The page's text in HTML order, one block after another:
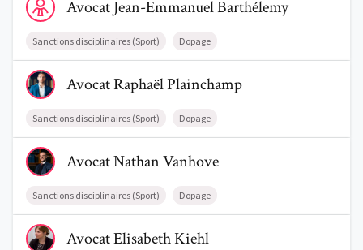
Trouve un avocat
Blog
Comment nous vous aidons
AvocatJean-EmmanuelBarthélemy
Sanctions disciplinaires (Sport) Dopage
Voir le profil de AvocatRaphaël Plainchamp
AvocatRaphaëlPlainchamp
Sanctions disciplinaires (Sport) Dopage
Voir le profil de AvocatNathan Vanhove
AvocatNathanVanhove
Sanctions disciplinaires (Sport) Dopage
Voir le profil de AvocatElisabeth Kiehl
AvocatElisabethKiehl